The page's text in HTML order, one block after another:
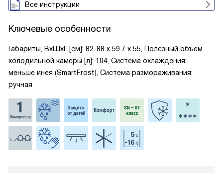
Все инструкции
Ключевые особенности
Габариты, ВxШxГ [см]: 82-88 х 59.7 х 55, Полезный объем
холодильной камеры [л]: 104, Система охлаждения:
меньше инея (SmartFrost), Система размораживания:
ручная